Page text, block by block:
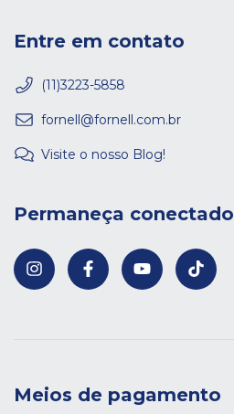
Entre em contato
(11)3223-5858
fornell@fornell.com.br
Visite o nosso Blog!
Permaneça conectado
Meios de pagamento